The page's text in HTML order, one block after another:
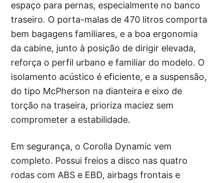
espaço para pernas, especialmente no banco
traseiro. O porta-malas de 470 litros comporta
bem bagagens familiares, e a boa ergonomia
da cabine, junto à posição de dirigir elevada,
reforça o perfil urbano e familiar do modelo. O
isolamento acústico é eficiente, e a suspensão,
do tipo McPherson na dianteira e eixo de
torção na traseira, prioriza maciez sem
comprometer a estabilidade.
Em segurança, o Corolla Dynamic vem
completo. Possui freios a disco nas quatro
rodas com ABS e EBD, airbags frontais e